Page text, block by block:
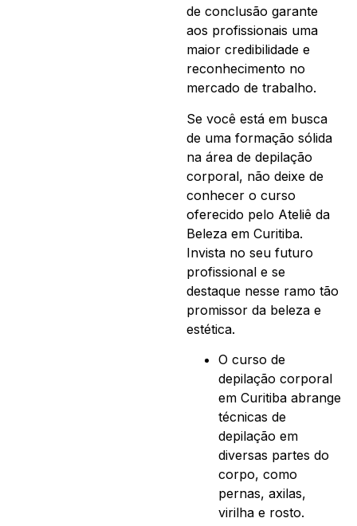
de conclusão garante
aos profissionais uma
maior credibilidade e
reconhecimento no
mercado de trabalho.
Se você está em busca
de uma formação sólida
na área de depilação
corporal, não deixe de
conhecer o curso
oferecido pelo Ateliê da
Beleza em Curitiba.
Invista no seu futuro
profissional e se
destaque nesse ramo tão
promissor da beleza e
estética.
O curso de
depilação corporal
em Curitiba abrange
técnicas de
depilação em
diversas partes do
corpo, como
pernas, axilas,
virilha e rosto.